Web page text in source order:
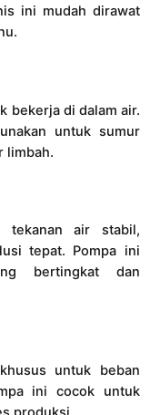
ini mudah dirawat
bekerja di dalam air.
untuk sumur
limbah.
tekanan air stabil,
tepat. Pompa ini
bertingkat dan
untuk beban
ini cocok untuk